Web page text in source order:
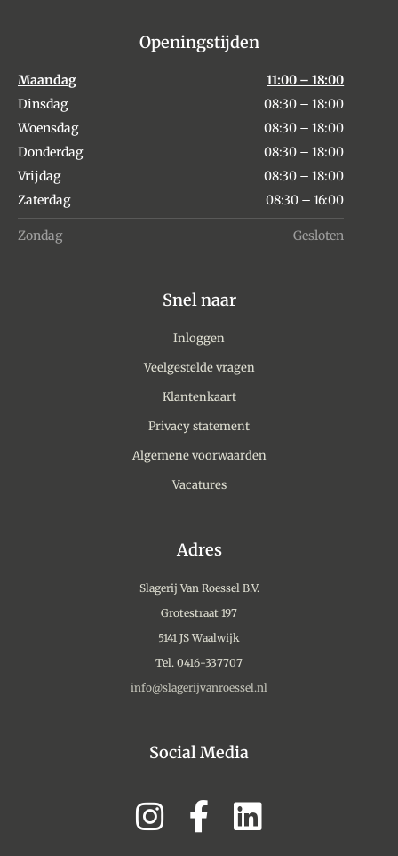
Openingstijden
Maandag
11:00 – 18:00
Dinsdag
08:30 – 18:00
Woensdag
08:30 – 18:00
Donderdag
08:30 – 18:00
Vrijdag
08:30 – 18:00
Zaterdag
08:30 – 16:00
Zondag Gesloten
Snel naar
Inloggen
Veelgestelde vragen
Klantenkaart
Privacy statement
Algemene voorwaarden
Vacatures
Adres
Slagerij Van Roessel B.V.
Grotestraat 197
5141 JS Waalwijk
Tel. 0416-337707
info@slagerijvanroessel.nl
Social Media